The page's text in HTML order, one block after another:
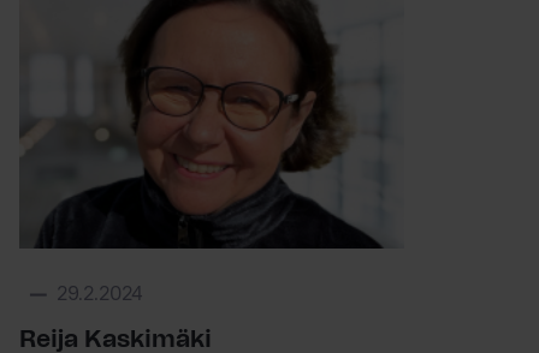
29.2.2024
Reija Kaskimäki